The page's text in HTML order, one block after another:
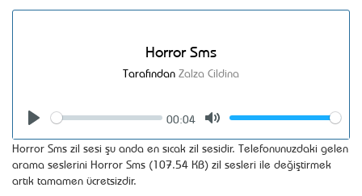
Horror Sms
Tarafından Zalza Cildina
Seek
00:04
Volume
Horror Sms zil sesi şu anda en sıcak zil sesidir. Telefonunuzdaki gelen
arama seslerini Horror Sms (107.54 KB) zil sesleri ile değiştirmek
artık tamamen ücretsizdir.